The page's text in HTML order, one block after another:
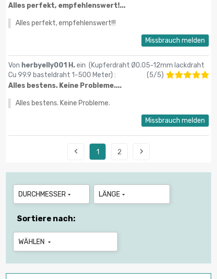
Alles perfekt, empfehlenswert!...
Alles perfekt, empfehlenswert!!!
Missbrauch melden
Von herbyelly001 H.ein (Kupferdraht Ø0.05-12mm lackdraht
Cu 99.9 basteldraht 1-500 Meter) : (5/5)
Alles bestens. Keine Probleme....
Alles bestens. Keine Probleme.
Missbrauch melden
 1 2 
DURCHMESSER  LÄNGE 
Sortiere nach:
WÄHLEN 